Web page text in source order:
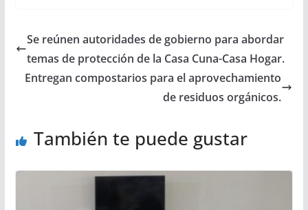
Se reúnen autoridades de gobierno para abordar
temas de protección de la Casa Cuna-Casa Hogar.
Entregan compostarios para el aprovechamiento
de residuos orgánicos.
También te puede gustar